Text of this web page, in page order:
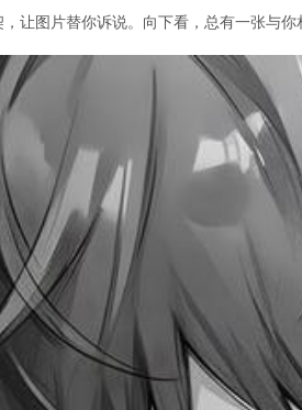
让图片替你诉说。向下看，总有一张与你